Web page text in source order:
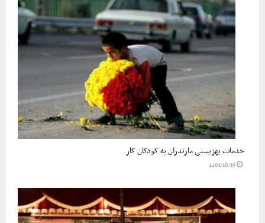
خدمات بهزیستی مازندران به کودکان کار
1401/10/19